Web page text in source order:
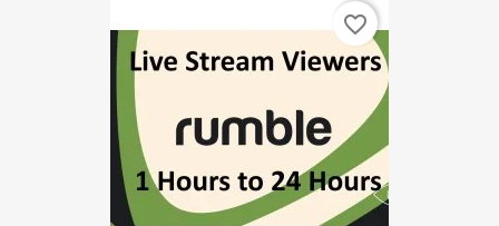
favorite_border